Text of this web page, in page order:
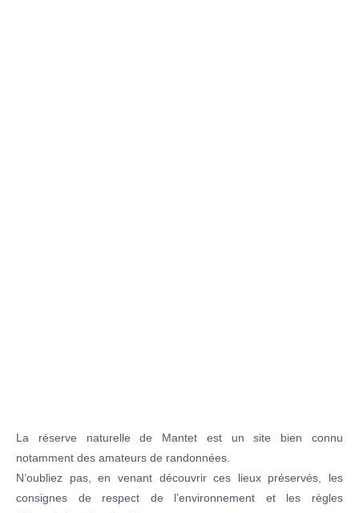
La réserve naturelle de Mantet est un site bien connu
notamment des amateurs de randonnées.
N’oubliez pas, en venant découvrir ces lieux préservés, les
consignes de respect de l’environnement et les règles